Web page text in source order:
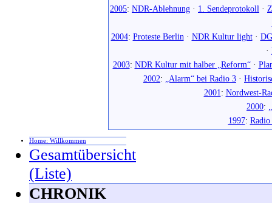
2005: NDR-Ablehnung · 1. Sendeprotokoll ·
2004: Proteste Berlin · NDR Kultur light·
·
2003: NDR Kultur mit halber „Reform“·
2002: „Alarm“ bei Radio 3 ·
2001: Nordwest-
2000:
1997:
Home: Willkommen
Gesamtübersicht
(Liste)
CHRONIK